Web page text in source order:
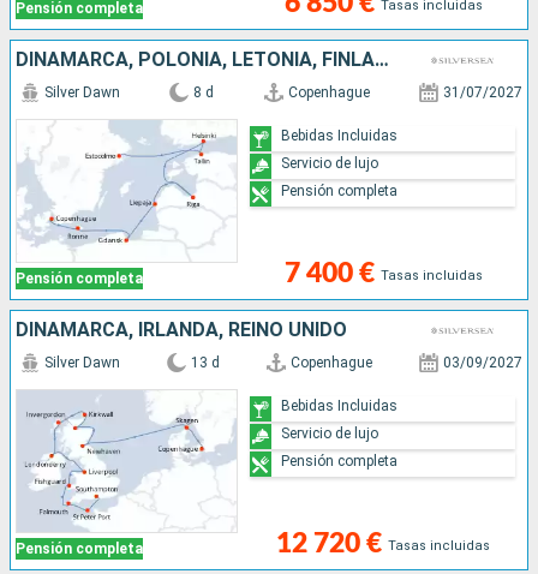
Pensión completa Tasas incluidas
DINAMARCA, POLONIA, LETONIA, FINLANDIA, ESTONIA, SUECIA
Pensión completa
Silver Dawn 8 d Copenhague 31/07/2027
7 400 € Tasas incluidas
Bebidas Incluidas
Servicio de lujo
Pensión completa
DINAMARCA, IRLANDA, REINO UNIDO
Pensión completa
Silver Dawn 13 d Copenhague 03/09/2027
12 720 € Tasas incluidas
Bebidas Incluidas
Servicio de lujo
Pensión completa